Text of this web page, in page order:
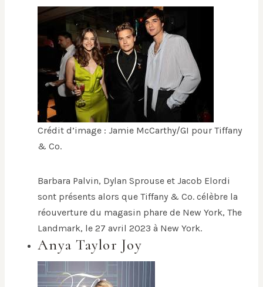
Crédit d’image : Jamie McCarthy/GI pour Tiffany
& Co.
Barbara Palvin, Dylan Sprouse et Jacob Elordi
sont présents alors que Tiffany & Co. célèbre la
réouverture du magasin phare de New York, The
Landmark, le 27 avril 2023 à New York.
Anya Taylor Joy